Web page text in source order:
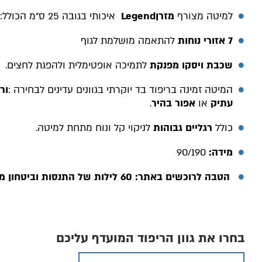
למיטה מצורף מזרןLegend איכותי בגובה 25 ס״מ הכולל
:
7 אזורי נוחות
להתאמה מושלמת לגוף
שכבת ויסקו מפנקת לתמיכה אופטימלית ולהפגת לחצים.
המיטה זמינה בריפוד בד יוקרתי בגוונים עדינים לבחירה :
עתיק או אפור בהיר.
כולל רגליים גבוהות לניקוי קל ונוח מתחת למיטה.
מידה: /190
90
הטבה לרוכשים באתר: 60 לילות של התנסות וביטחון מלא
בחרו את גוון הריפוד המועדף עליכם